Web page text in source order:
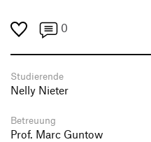
0
Studierende
Nelly Nieter
Betreuung
Prof. Marc Guntow